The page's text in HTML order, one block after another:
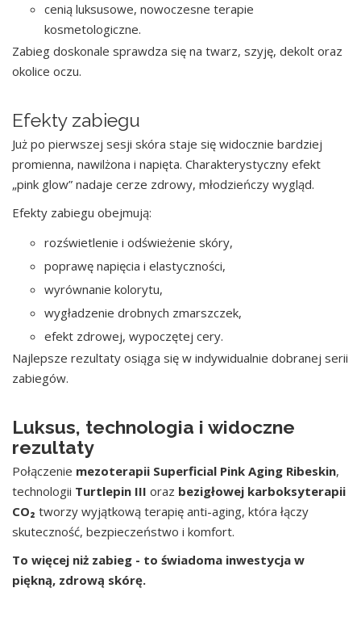
cenią luksusowe, nowoczesne terapie
kosmetologiczne.
Zabieg doskonale sprawdza się na twarz, szyję, dekolt oraz
okolice oczu.
Efekty zabiegu
Już po pierwszej sesji skóra staje się widocznie bardziej
promienna, nawilżona i napięta. Charakterystyczny efekt
„pink glow” nadaje cerze zdrowy, młodzieńczy wygląd.
Efekty zabiegu obejmują:
rozświetlenie i odświeżenie skóry,
poprawę napięcia i elastyczności,
wyrównanie kolorytu,
wygładzenie drobnych zmarszczek,
efekt zdrowej, wypoczętej cery.
Najlepsze rezultaty osiąga się w indywidualnie dobranej serii
zabiegów.
Luksus, technologia i widoczne
rezultaty
Połączenie mezoterapii Superficial Pink Aging Ribeskin,
technologii Turtlepin III oraz bezigłowej karboksyterapii
CO₂ tworzy wyjątkową terapię anti-aging, która łączy
skuteczność, bezpieczeństwo i komfort.
To więcej niż zabieg - to świadoma inwestycja w
piękną, zdrową skórę.